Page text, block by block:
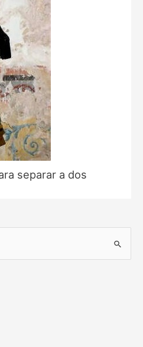
separar a dos